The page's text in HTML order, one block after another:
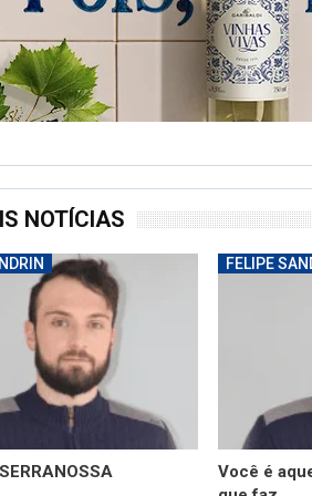
NOTÍCIAS
FELIPE
Você é